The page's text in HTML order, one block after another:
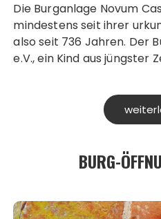
Die Burganlage Novum Castrum Wenden gibt es
mindestens seit ihrer
also seit 736 Jahren. Der
e.V., ein Kind aus jüngster
BURG-